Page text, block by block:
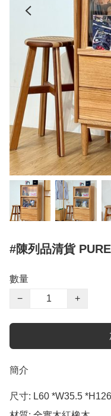
#陳列品清貨
數量
−
+
簡介
尺寸: L60 *W35.5